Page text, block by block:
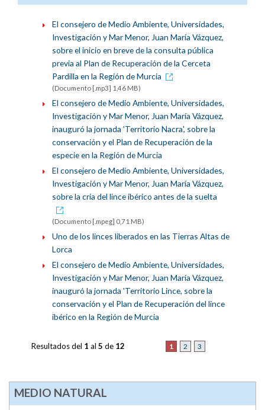
El consejero de Medio Ambiente, Universidades,
Investigación y Mar Menor, Juan María Vázquez,
sobre el inicio en breve de la consulta pública
previa al Plan de Recuperación de la Cerceta
Pardilla en la Región de Murcia
(Documento [.mp3] 1,46 MB)
El consejero de Medio Ambiente, Universidades,
Investigación y Mar Menor, Juan María Vázquez,
inauguró la jornada 'Territorio Nacra', sobre la
conservación y el Plan de Recuperación de la
especie en la Región de Murcia
El consejero de Medio Ambiente, Universidades,
Investigación y Mar Menor, Juan María Vázquez,
sobre la cría del lince ibérico antes de la suelta
(Documento [.mpeg] 0,71 MB)
Uno de los linces liberados en las Tierras Altas de
Lorca
El consejero de Medio Ambiente, Universidades,
Investigación y Mar Menor, Juan María Vázquez,
inauguró la jornada 'Territorio Lince, sobre la
conservación y el Plan de Recuperación del lince
ibérico en la Región de Murcia
1 2 3
Resultados del 1 al5de 12
MEDIO NATURAL